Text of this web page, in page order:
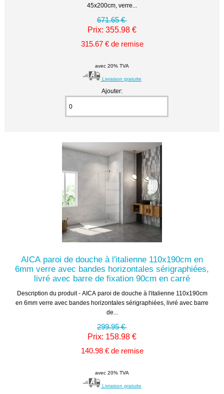
45x200cm, verre...
671.65 €
Prix: 355.98 €
315.67 € de remise
avec 20% TVA
Livraison gratuite
Ajouter:
AICA paroi de douche à l'italienne 110x190cm en
6mm verre avec bandes horizontales sérigraphiées,
livré avec barre de fixation 90cm en carré
Description du produit - AICA paroi de douche à l'italienne 110x190cm
en 6mm verre avec bandes horizontales sérigraphiées, livré avec barre
de...
299.95 €
Prix: 158.98 €
140.98 € de remise
avec 20% TVA
Livraison gratuite